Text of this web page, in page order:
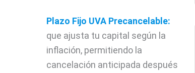
Plazo Fijo UVA Precancelable:
que ajusta tu capital según la
inflación, permitiendo la
cancelación anticipada después